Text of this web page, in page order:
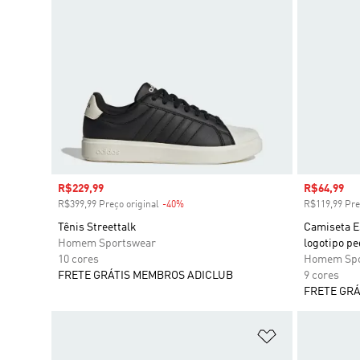
Preço com desconto
R$229,99
R$399,99 Preço original -40%
Tênis Streettalk
Homem Sportswear
10 cores
FRETE GRÁTIS MEMBROS ADICLUB
Preço
R$64,99
R$119,99
Camiseta
logotipo
Homem
9 cores
FRETE